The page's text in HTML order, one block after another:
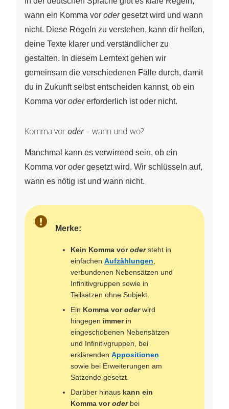
wann ein Komma vor odergesetzt wird und wann
nicht. Diese Regeln zu verstehen, kann dir helfen,
deine Texte klarer und verständlicher zu
gestalten. In diesem Lerntext gehen wir
gemeinsam die verschiedenen Fälle durch, damit
du in Zukunft selbst entscheiden kannst, ob ein
Komma vor odererforderlich ist oder nicht.
Komma voroder– wann und wo?
Manchmal kann es verwirrend sein, ob ein
Komma vor odergesetzt wird. Wir schlüsseln auf,
wann es nötig ist und wann nicht.
Merke:
Kein Komma vorodersteht in
einfachen Aufzählungen
verbundenen Nebensätzen und
Infinitivgruppen sowie in
Teilsätzen ohne Subjekt.
Ein Komma voroderwird
hingegen immerin
eingeschobenen Nebensätzen
und Infinitivgruppen, bei
erklärenden Appositionen
sowie bei Erweiterungen am
Satzende gesetzt.
Darüber hinaus kann ein
Komma voroderbei